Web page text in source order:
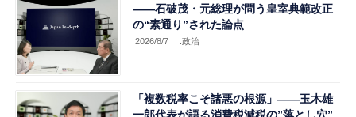
――石破茂・元総理が問う皇室典範改正
の“素通り”された論点
2026/8/7 .政治
「複数税率こそ諸悪の根源」――玉木雄